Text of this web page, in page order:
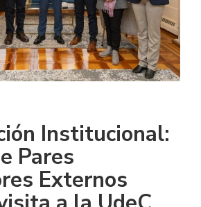
Institucional:
Pares
Externos